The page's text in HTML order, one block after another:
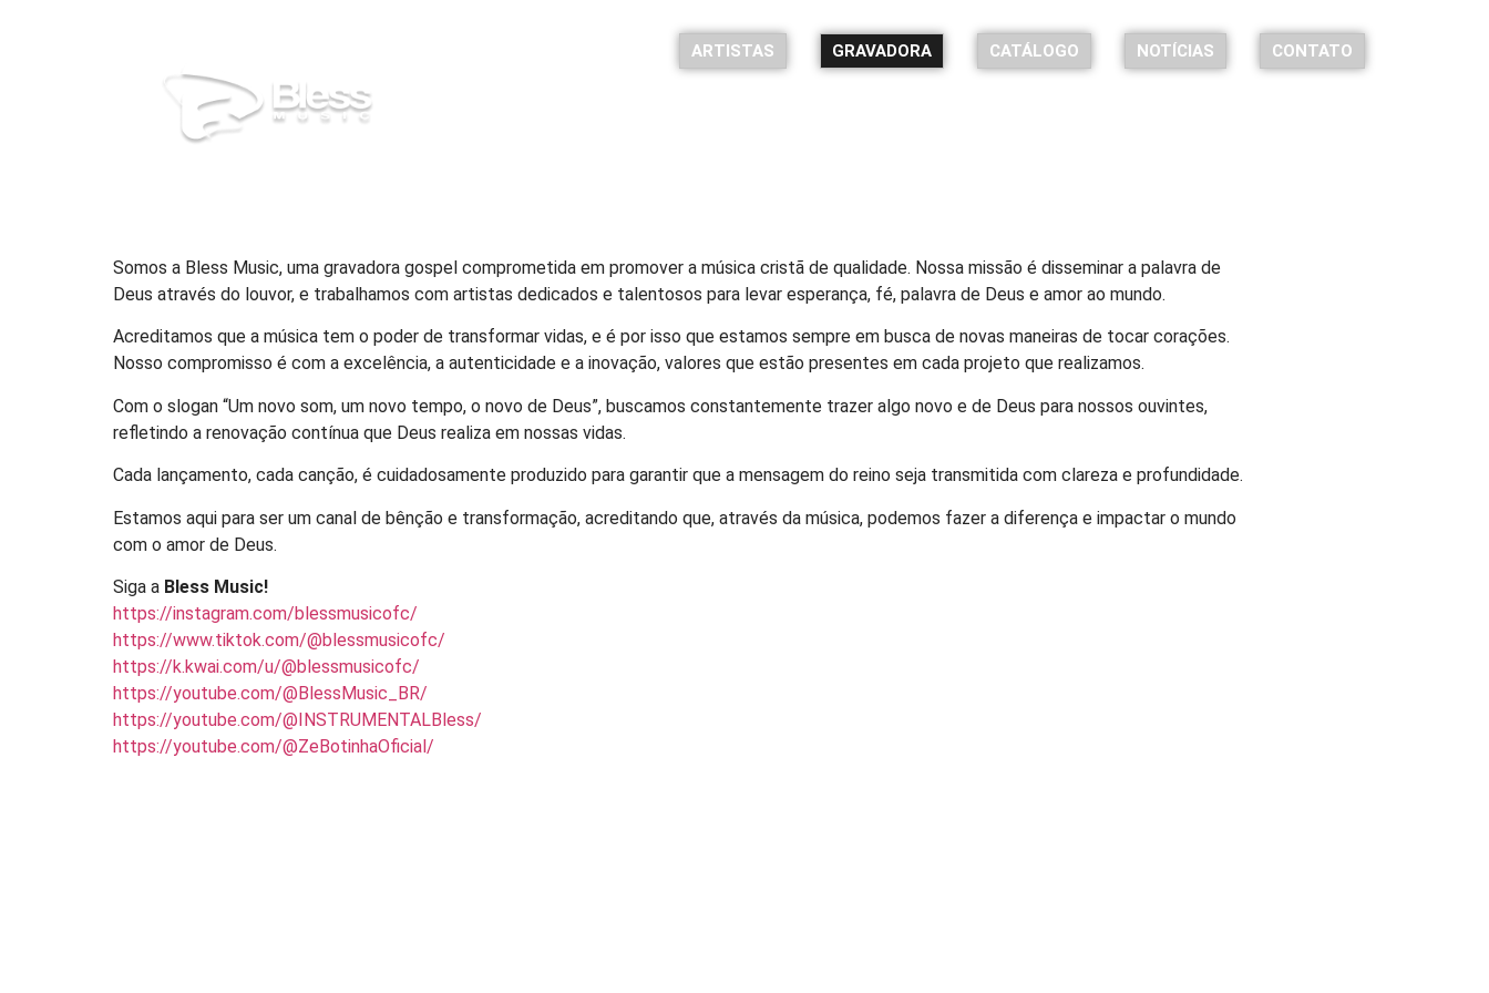
ARTISTAS GRAVADORA CATÁLOGO NOTÍCIAS CONTATO
Somos a Bless Music, uma gravadora gospel comprometida em promover a música cristã de qualidade. Nossa missão é disseminar a palavra de
Deus através do louvor, e trabalhamos com artistas dedicados e talentosos para levar esperança, fé, palavra de Deus e amor ao mundo.
Acreditamos que a música tem o poder de transformar vidas, e é por isso que estamos sempre em busca de novas maneiras de tocar corações.
Nosso compromisso é com a excelência, a autenticidade e a inovação, valores que estão presentes em cada projeto que realizamos.
Com o slogan “Um novo som, um novo tempo, o novo de Deus”, buscamos constantemente trazer algo novo e de Deus para nossos ouvintes,
refletindo a renovação contínua que Deus realiza em nossas vidas.
Cada lançamento, cada canção, é cuidadosamente produzido para garantir que a mensagem do reino seja transmitida com clareza e profundidade.
Estamos aqui para ser um canal de bênção e transformação, acreditando que, através da música, podemos fazer a diferença e impactar o mundo
com o amor de Deus.
Siga a Bless Music!
https://instagram.com/blessmusicofc/
https://www.tiktok.com/@blessmusicofc/
https://k.kwai.com/u/@blessmusicofc/
https://youtube.com/@BlessMusic_BR/
https://youtube.com/@INSTRUMENTALBless/
https://youtube.com/@ZeBotinhaOficial/